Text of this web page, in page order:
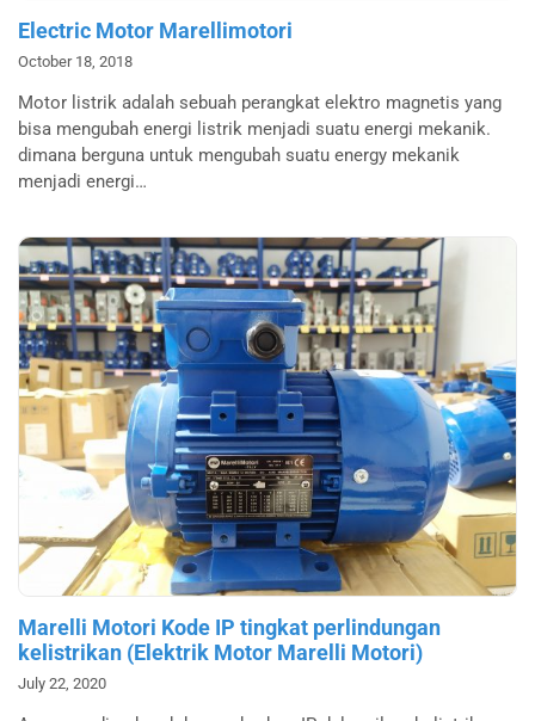
Electric Motor Marellimotori
October 18, 2018
Motor listrik adalah sebuah perangkat elektro magnetis yang
bisa mengubah energi listrik menjadi suatu energi mekanik.
dimana berguna untuk mengubah suatu energy mekanik
menjadi energi…
Marelli Motori Kode IP tingkat perlindungan
kelistrikan (Elektrik Motor Marelli Motori)
July 22, 2020